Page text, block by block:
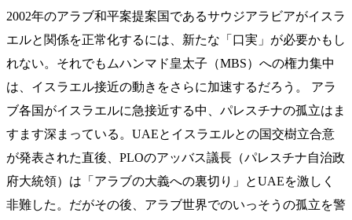
2002年のアラブ和平案提案国であるサウジアラビアがイスラ
エルと関係を正常化するには、新たな「口実」が必要かもし
れない。それでもムハンマド皇太子（MBS）への権力集中
は、イスラエル接近の動きをさらに加速するだろう。 アラ
ブ各国がイスラエルに急接近する中、パレスチナの孤立はま
すます深まっている。UAEとイスラエルとの国交樹立合意
が発表された直後、PLOのアッバス議長（パレスチナ自治政
府大統領）は「アラブの大義への裏切り」とUAEを激しく
非難した。だがその後、アラブ世界でのいっそうの孤立を警